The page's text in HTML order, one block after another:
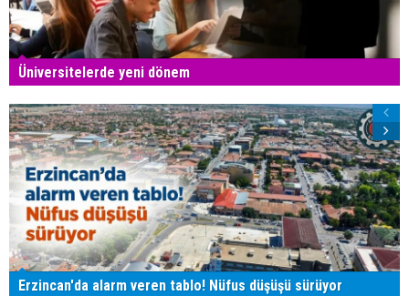
Üniversitelerde yeni dönem
Erzincan'da alarm veren tablo! Nüfus düşüşü sürüyor